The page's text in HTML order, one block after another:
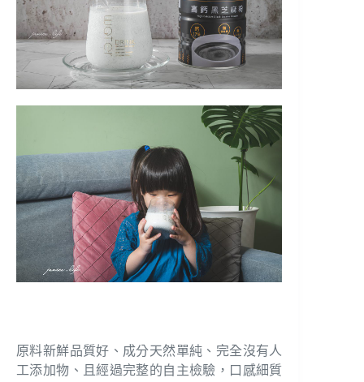
原料新鮮品質好、成分天然單純、完全沒有人
工添加物、且經過完整的自主檢驗，口感細質